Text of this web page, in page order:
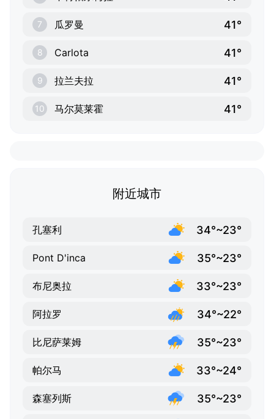
7 瓜罗曼 41°
8 Carlota 41°
9 拉兰夫拉 41°
10 马尔莫莱霍 41°
附近城市
孔塞利 34°~23°
Pont D'inca 35°~23°
布尼奥拉 33°~23°
阿拉罗 34°~22°
比尼萨莱姆 35°~23°
帕尔马 33°~24°
森塞列斯 35°~23°